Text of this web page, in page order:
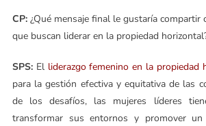
CP:¿Qué mensaje final le gustaría compartir
que buscan liderar en la propiedad
SPS:El liderazgo femenino en la propiedad
para la gestión efectiva y equitativa de las
de los desafíos, las mujeres líderes
transformar sus entornos y promover